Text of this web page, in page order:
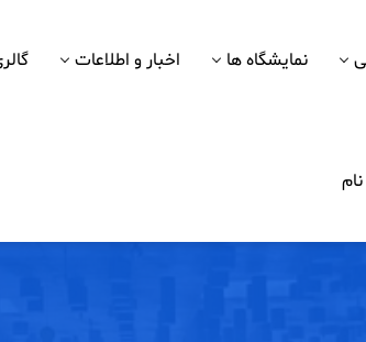
نمایشگاه ها اخبار و اطلاعات